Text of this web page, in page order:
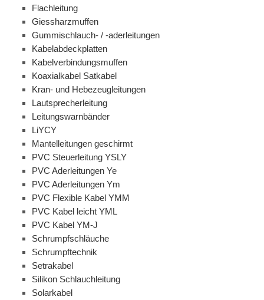
Flachleitung
Giessharzmuffen
Gummischlauch- / -aderleitungen
Kabelabdeckplatten
Kabelverbindungsmuffen
Koaxialkabel Satkabel
Kran- und Hebezeugleitungen
Lautsprecherleitung
Leitungswarnbänder
LiYCY
Mantelleitungen geschirmt
PVC Steuerleitung YSLY
PVC Aderleitungen Ye
PVC Aderleitungen Ym
PVC Flexible Kabel YMM
PVC Kabel leicht YML
PVC Kabel YM-J
Schrumpfschläuche
Schrumpftechnik
Setrakabel
Silikon Schlauchleitung
Solarkabel